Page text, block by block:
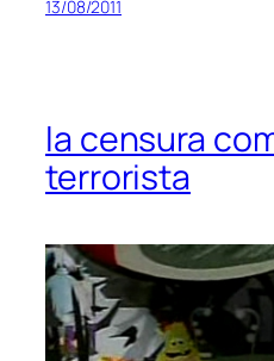
13/08/2011
la censura
terrorista